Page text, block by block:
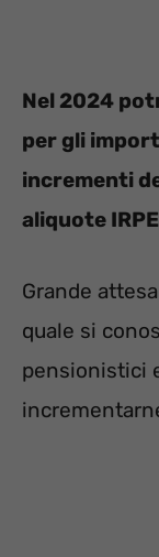
Nel 2024
per gli
incrementi
aliquote
Grande
quale si
pensionistici